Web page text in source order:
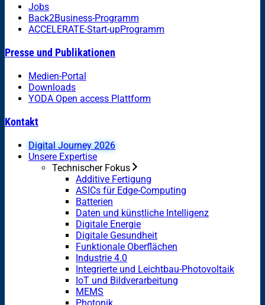
Jobs
Back2Business-Programm
ACCELERATE-Start-upProgramm
Presse und Publikationen
Medien-Portal
Downloads
YODA Open access Plattform
Kontakt
Digital Journey 2026
Unsere Expertise
Technischer Fokus
Additive Fertigung
ASICs für Edge-Computing
Batterien
Daten und künstliche Intelligenz
Digitale Energie
Digitale Gesundheit
Funktionale Oberflächen
Industrie 4.0
Integrierte und Leichtbau-Photovoltaik
IoT und Bildverarbeitung
MEMS